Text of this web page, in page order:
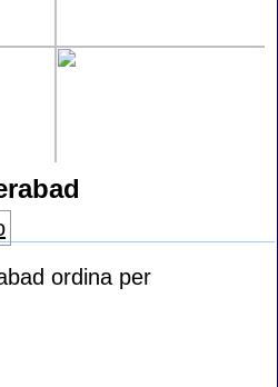
ordina per